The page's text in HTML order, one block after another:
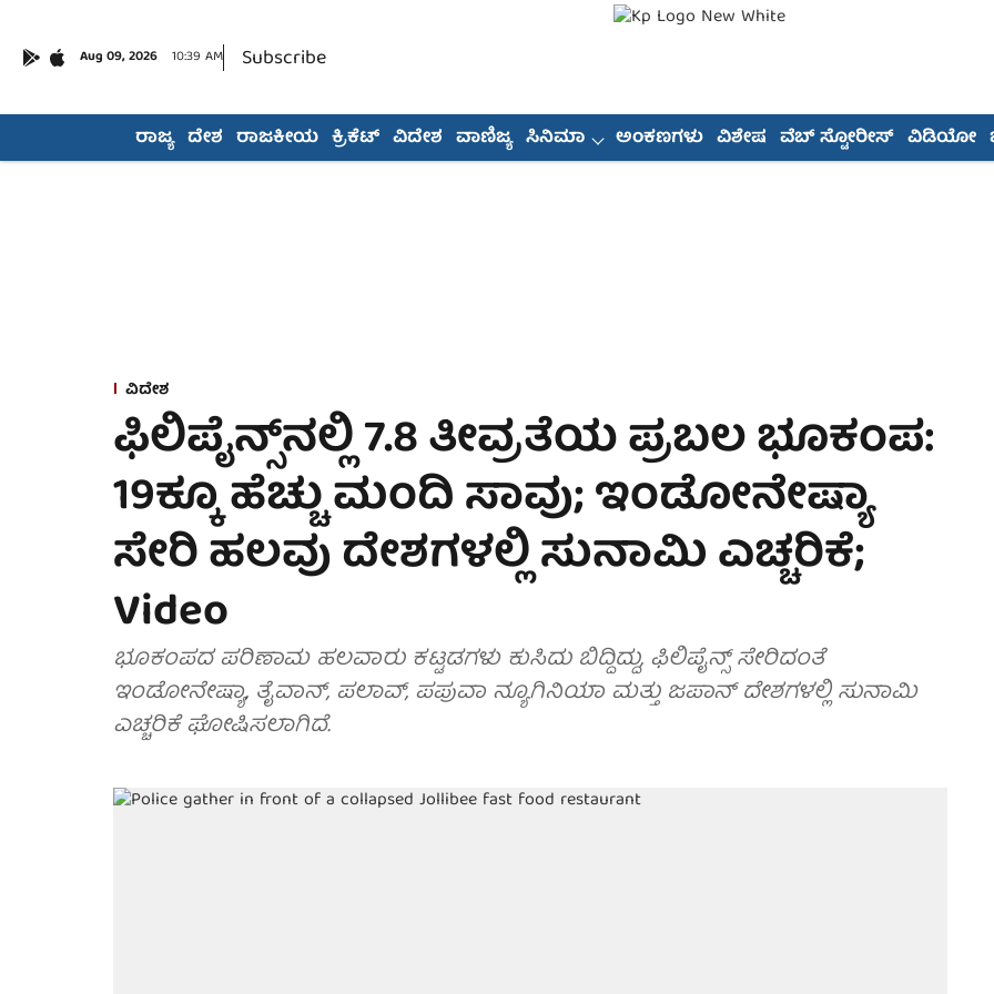
Aug 09, 2026 10:39 AM Subscribe
ರಾಜ್ಯ ದೇಶ ರಾಜಕೀಯ ಕ್ರಿಕೆಟ್ ವಿದೇಶ ವಾಣಿಜ್ಯ ಸಿನಿಮಾ ಅಂಕಣಗಳು ವಿಶೇಷ ವೆಬ್ ಸ್ಟೋರೀಸ್ ವಿಡಿಯೋ
ವಿದೇಶ
ಫಿಲಿಪೈನ್ಸ್‌ನಲ್ಲಿ 7.8 ತೀವ್ರತೆಯ ಪ್ರಬಲ ಭೂಕಂಪ:
19ಕ್ಕೂ ಹೆಚ್ಚು ಮಂದಿ ಸಾವು; ಇಂಡೋನೇಷ್ಯಾ
ಸೇರಿ ಹಲವು ದೇಶಗಳಲ್ಲಿ ಸುನಾಮಿ ಎಚ್ಚರಿಕೆ;
Video
ಭೂಕಂಪದ ಪರಿಣಾಮ ಹಲವಾರು ಕಟ್ಟಡಗಳು ಕುಸಿದು ಬಿದ್ದಿದ್ದು, ಫಿಲಿಪೈನ್ಸ್‌ ಸೇರಿದಂತೆ
ಇಂಡೋನೇಷ್ಯಾ, ತೈವಾನ್, ಪಲಾವ್, ಪಪುವಾ ನ್ಯೂಗಿನಿಯಾ ಮತ್ತು ಜಪಾನ್ ದೇಶಗಳಲ್ಲಿ ಸುನಾಮಿ
ಎಚ್ಚರಿಕೆ ಘೋಷಿಸಲಾಗಿದೆ.